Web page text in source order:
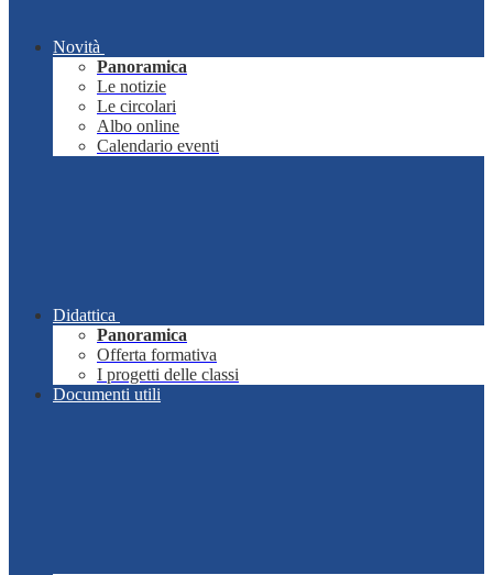
Novità
Panoramica
Le notizie
Le circolari
Albo online
Calendario eventi
Didattica
Panoramica
Offerta formativa
I progetti delle classi
Documenti utili